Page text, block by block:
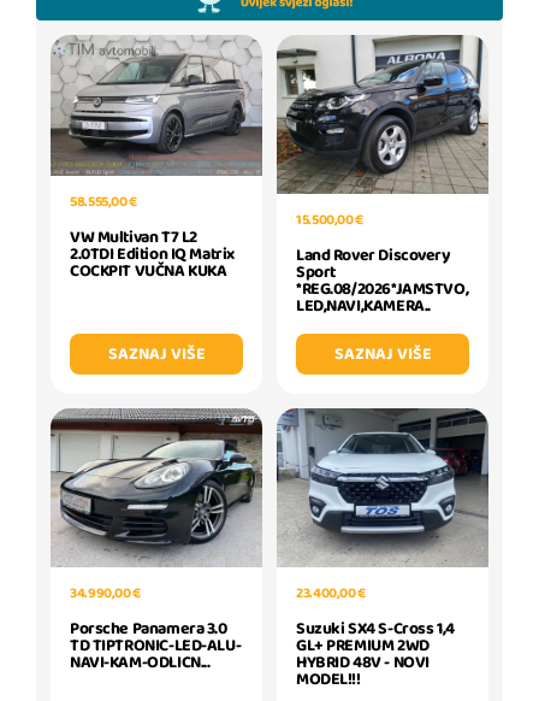
58.555,00 €
VW Multivan T7 L2
2.0TDI Edition IQ Matrix
COCKPIT VUČNA KUKA
SAZNAJ VIŠE
15.500,00 €
Land Rover Discovery
Sport
*REG.08/2026*JAMSTVO,
LED,NAVI,KAMERA..
SAZNAJ VIŠE
34.990,00 €
Porsche Panamera 3.0
TD TIPTRONIC-LED-ALU-
NAVI-KAM-ODLICN...
23.400,00 €
Suzuki SX4 S-Cross 1,4
GL+ PREMIUM 2WD
HYBRID 48V - NOVI
MODEL!!!